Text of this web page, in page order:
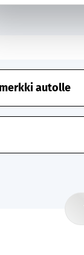
autolle